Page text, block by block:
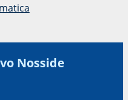
Nosside